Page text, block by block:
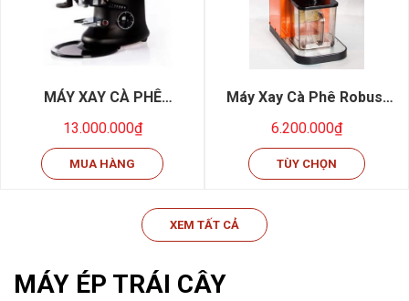
MÁY XAY CÀ PHÊ
600 - NEW 99%
13.000.000₫
MUA HÀNG
Máy Xay Cà Phê Robust
6.200.000₫
TÙY CHỌN
XEM TẤT CẢ
MÁY ÉP TRÁI CÂY